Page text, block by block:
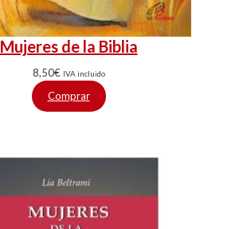
Mujeres de la Biblia
8,50€ IVA incluido
Comprar